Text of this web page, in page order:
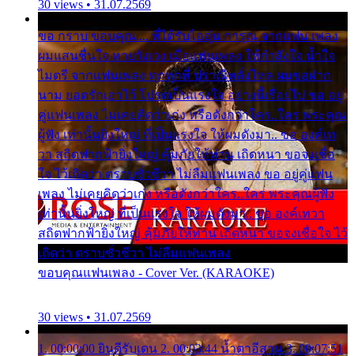
30 views • 31.07.2569
ขอ กราบ ขอบคุณ.... ที่ได้รับไออุ่น การุณ จากแฟน เพลง
ผมแสนชื่นใจ หายวังเวง เมื่อแฟนเพลง ให้กำลังใจ น้ำใจ
ไมตรี จากแฟนเพลง ทุกทุกที่ ปราณีหลั่งไหล ผมขอฝาก
นาม ยอดรักเอาไว้ โปรดเป็นแรงใจ อย่างนี้เรื่อยไป ขอ อยู่
คู่แฟนเพลง ไม่เคยคิดว่าเก่ง หรือดังกว่าใคร..ใคร พระคุณ
ผู้ฟัง เท่านั้นยิ่งใหญ่ ที่เป็นแรงใจ ให้ผมดังมา.. ขอ องค์เท
วา สถิตฟากฟ้ายิ่งใหญ่ คุ้มภัยให้ท่าน เถิดหนา ขอจงเชื่อ
ใจ ไว้เถิดว่า ตราบชั่วชีวา ไม่ลืมแฟนเพลง ขอ อยู่คู่แฟน
เพลง ไม่เคยคิดว่าเก่ง หรือดังกว่าใคร..ใคร พระคุณผู้ฟัง
เท่านั้นยิ่งใหญ่ ที่เป็นแรงใจ ให้ผมดังมา.. ขอ องค์เทวา
สถิตฟากฟ้ายิ่งใหญ่ คุ้มภัยให้ท่าน เถิดหนา ขอจงเชื่อใจ ไว้
เถิดว่า ตราบชั่วชีวา ไม่ลืมแฟนเพลง
ขอบคุณแฟนเพลง - Cover Ver. (KARAOKE)
30 views • 31.07.2569
1. 00:00:00 ยินดีรับเดน 2. 00:03:44 น้ำตาอีสาน 3. 00:07:51